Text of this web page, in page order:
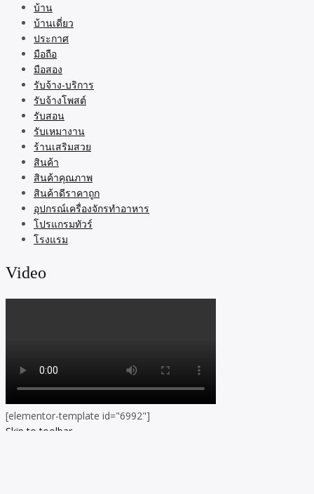
บ้าน
บ้านเดี่ยว
ประกาศ
มือถือ
มือสอง
รับจ้าง-บริการ
รับจ้างโพสต์
รับสอน
รับเหมางาน
ร้านเสริมสวย
สินค้า
สินค้าคุณภาพ
สินค้าดีราคาถูก
อุปกรณ์เครื่องจักรทำอาหาร
โปรแกรมทัวร์
โรงแรม
Video
[elementor-template id="6992"]
Skip to toolbar